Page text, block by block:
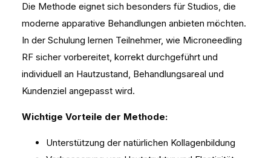
Die Methode eignet sich besonders für Studios, die
moderne apparative Behandlungen anbieten möchten.
In der Schulung lernen Teilnehmer, wie Microneedling
RF sicher vorbereitet, korrekt durchgeführt und
individuell an Hautzustand, Behandlungsareal und
Kundenziel angepasst wird.
Wichtige Vorteile der Methode:
Unterstützung der natürlichen Kollagenbildung